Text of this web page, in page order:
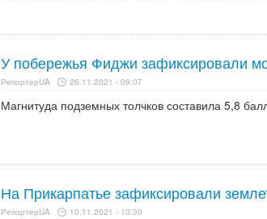
У побережья Фиджи зафиксировали
РепортерUA 26.11.2021 - 09:07
Магнитуда подземных толчков составила 5,8
На Прикарпатье зафиксировали
РепортерUA 10.11.2021 - 10:30